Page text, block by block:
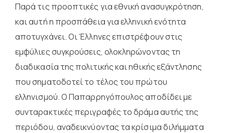
Παρά τις προοπτικές για εθνική ανασυγκρότηση,
και αυτή η προσπάθεια για ελληνική ενότητα
αποτυγχάνει. Οι Έλληνες επιστρέφουν στις
εμφύλιες συγκρούσεις, ολοκληρώνοντας τη
διαδικασία της πολιτικής και ηθικής εξάντλησης
που σηματοδοτεί το τέλος του πρώτου
ελληνισμού. Ο Παπαρρηγόπουλος αποδίδει με
συνταρακτικές περιγραφές το δράμα αυτής της
περιόδου, αναδεικνύοντας τα κρίσιμα διλήμματα